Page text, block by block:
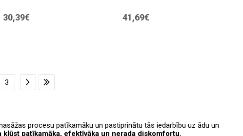
30,39€ 41,69€
3
procesu patīkamāku un pastiprinātu tās iedarbību uz ādu un
patīkamāka, efektīvāka un nerada diskomfortu.